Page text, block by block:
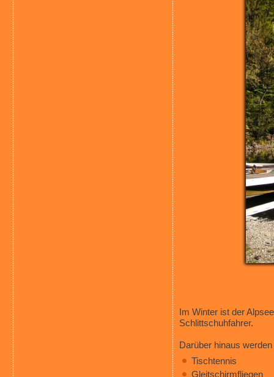
Im Winter ist der
Schlittschuhfahrer.
Darüber hinaus
Tischtennis
Gleitschirmfliegen